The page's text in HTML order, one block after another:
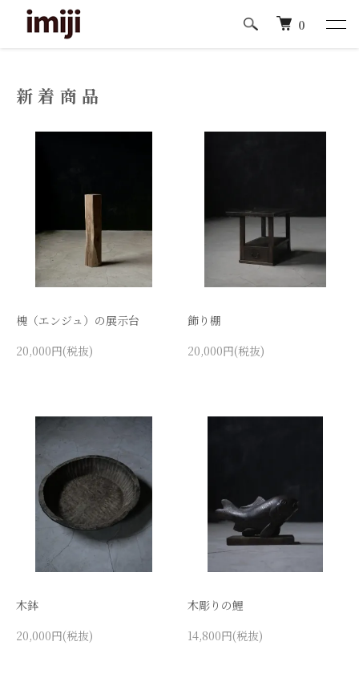
0
新着商品
槐（エンジュ）の展示台
20,000円(税抜)
飾り棚
20,000円(税抜)
木鉢
20,000円(税抜)
木彫りの鯉
14,800円(税抜)